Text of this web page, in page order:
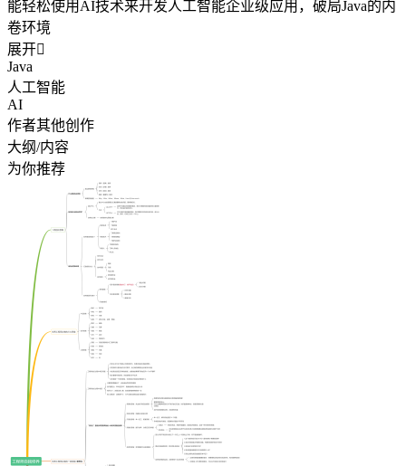
能轻松使用AI技术来开发人工智能企业级应用，破局Java的内
卷环境
展开
Java
人工智能
AI
作者其他创作
大纲/内容
为你推荐